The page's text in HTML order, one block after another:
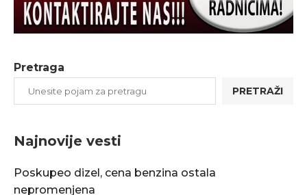
Pretraga
PRETRAŽI
Najnovije vesti
Poskupeo dizel, cena benzina ostala
nepromenjena